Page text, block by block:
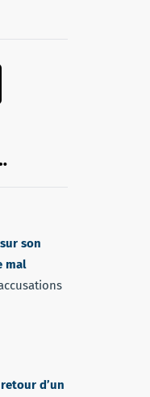
son
mal
d’un